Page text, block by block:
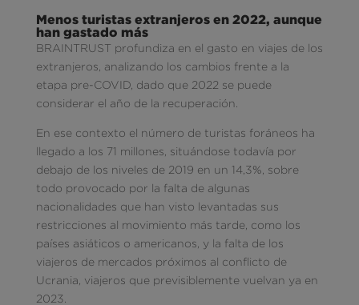
Menos turistas extranjeros en 2022, aunque
han gastado más
BRAINTRUST profundiza en el gasto en viajes de los
extranjeros, analizando los cambios frente a la
etapa pre-COVID, dado que 2022 se puede
considerar el año de la recuperación.
En ese contexto el número de turistas foráneos ha
llegado a los 71 millones, situándose todavía por
debajo de los niveles de 2019 en un 14,3%, sobre
todo provocado por la falta de algunas
nacionalidades que han visto levantadas sus
restricciones al movimiento más tarde, como los
países asiáticos o americanos, y la falta de los
viajeros de mercados próximos al conflicto de
Ucrania, viajeros que previsiblemente vuelvan ya en
2023.